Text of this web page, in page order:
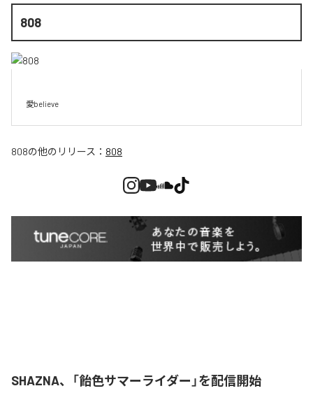
808
愛believe
808の他のリリース： 808
SHAZNA、「飴色サマーライダー」を配信開始